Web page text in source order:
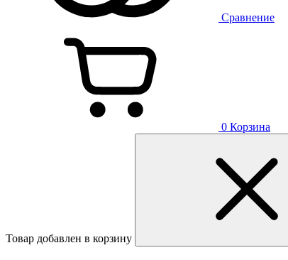
Сравнение
0 Корзина
Товар добавлен в корзину